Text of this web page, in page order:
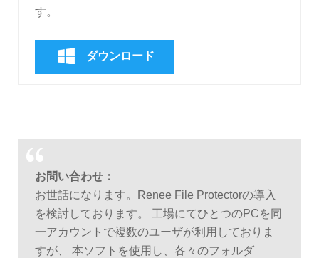
す。
ダウンロード
お問い合わせ：
お世話になります。Renee File Protectorの導入
を検討しております。 工場にてひとつのPCを同
一アカウントで複数のユーザが利用しておりま
すが、 本ソフトを使用し、各々のフォルダ